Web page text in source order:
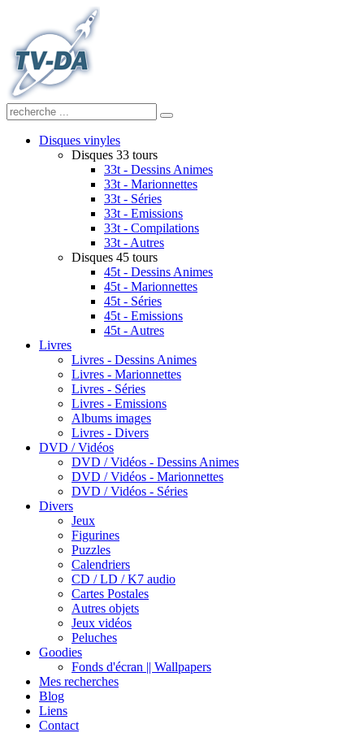
Disques vinyles
Disques 33 tours
33t - Dessins Animes
33t - Marionnettes
33t - Séries
33t - Emissions
33t - Compilations
33t - Autres
Disques 45 tours
45t - Dessins Animes
45t - Marionnettes
45t - Séries
45t - Emissions
45t - Autres
Livres
Livres - Dessins Animes
Livres - Marionnettes
Livres - Séries
Livres - Emissions
Albums images
Livres - Divers
DVD / Vidéos
DVD / Vidéos - Dessins Animes
DVD / Vidéos - Marionnettes
DVD / Vidéos - Séries
Divers
Jeux
Figurines
Puzzles
Calendriers
CD / LD / K7 audio
Cartes Postales
Autres objets
Jeux vidéos
Peluches
Goodies
Fonds d'écran || Wallpapers
Mes recherches
Blog
Liens
Contact